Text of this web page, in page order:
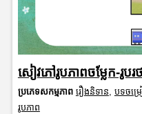
សៀវភៅរូបភាពចម្លែក-រូបរថ
ប្រភេទសកម្មភាព រឿងនិទាន បទចម្រ
រូបភាព